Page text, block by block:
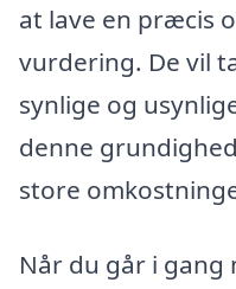
at lave en præcis
vurdering. De vil
synlige og
denne
store
Når du går i gang